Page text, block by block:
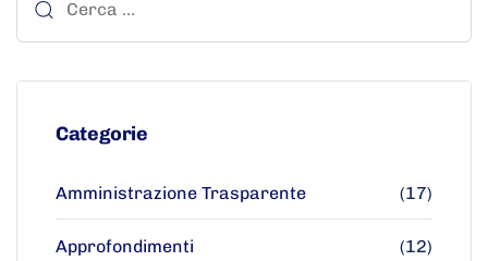
Categorie
Amministrazione Trasparente (17)
Approfondimenti (12)